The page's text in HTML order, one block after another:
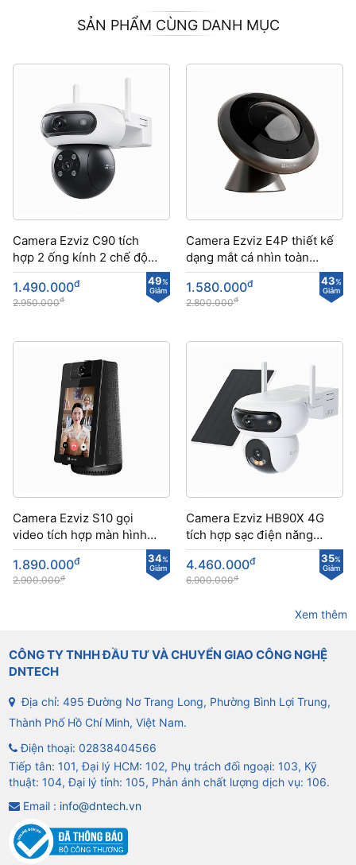
SẢN PHẨM CÙNG DANH MỤC
Camera Ezviz C90 tích
hợp 2 ống kính 2 chế độ
tuần tra tự động
49%
Giảm
1.490.000đ
2.950.000đ
Camera Ezviz E4P thiết kế
dạng mắt cá nhìn toàn
cảnh
43%
Giảm
1.580.000đ
2.800.000đ
Camera Ezviz S10 gọi
video tích hợp màn hình
màu sắc nét
34%
Giảm
1.890.000đ
2.900.000đ
Camera Ezviz HB90X 4G
tích hợp sạc điện năng
lượng mặt trời
35%
Giảm
4.460.000đ
6.900.000đ
Xem thêm
CÔNG TY TNHH ĐẦU TƯ VÀ CHUYỂN GIAO CÔNG NGHỆ
DNTECH
Địa chỉ: 495 Đường Nơ Trang Long, Phường Bình Lợi Trung,
Thành Phố Hồ Chí Minh, Việt Nam.
Điện thoại: 02838404566
Tiếp tân: 101, Đại lý HCM: 102, Phụ trách đối ngoại: 103, Kỹ
thuật: 104, Đại lý tỉnh: 105, Phản ánh chất lượng dịch vụ: 106.
Email : info@dntech.vn